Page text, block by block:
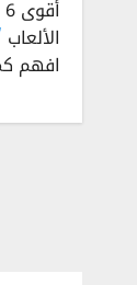
الألعاب
افهم